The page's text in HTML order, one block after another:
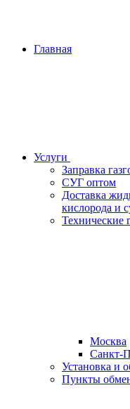
Главная
Услуги
Заправка
СУГ оптом
Доставка
кислорода и
Технические
Москва
Санкт-
Установка и
Пункты